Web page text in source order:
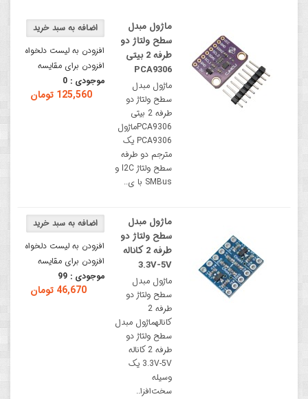
افزودن به لیست دلخواه
افزودن برای مقایسه
موجودی : 0
125,560 تومان
ماژول مبدل
سطح ولتاژ دو
طرفه 2 بیتی
PCA9306
ماژول مبدل
سطح ولتاژ دو
طرفه 2 بیتی
PCA9306ماژول
PCA9306 یک
مترجم دو طرفه
سطح ولتاژ I2C و
SMBus با ی..
افزودن به لیست دلخواه
افزودن برای مقایسه
موجودی : 99
46,670 تومان
ماژول مبدل
سطح ولتاژ دو
طرفه 2 کاناله
3.3V-5V
ماژول مبدل
سطح ولتاژ دو
طرفه 2
کانالهماژول مبدل
سطح ولتاژ دو
طرفه 2 کاناله
3.3V-5V یک
وسیله
سخت‌افزا..